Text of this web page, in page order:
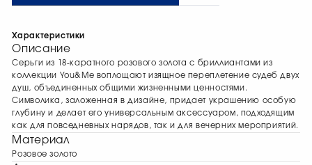
Характеристики
Описание
Серьги из 18-каратного розового золота с бриллиантами из
коллекции You&Me воплощают изящное переплетение судеб двух
душ, объединенных общими жизненными ценностями.
Символика, заложенная в дизайне, придает украшению особую
глубину и делает его универсальным аксессуаром, подходящим
как для повседневных нарядов, так и для вечерних мероприятий.
Материал
Розовое золото